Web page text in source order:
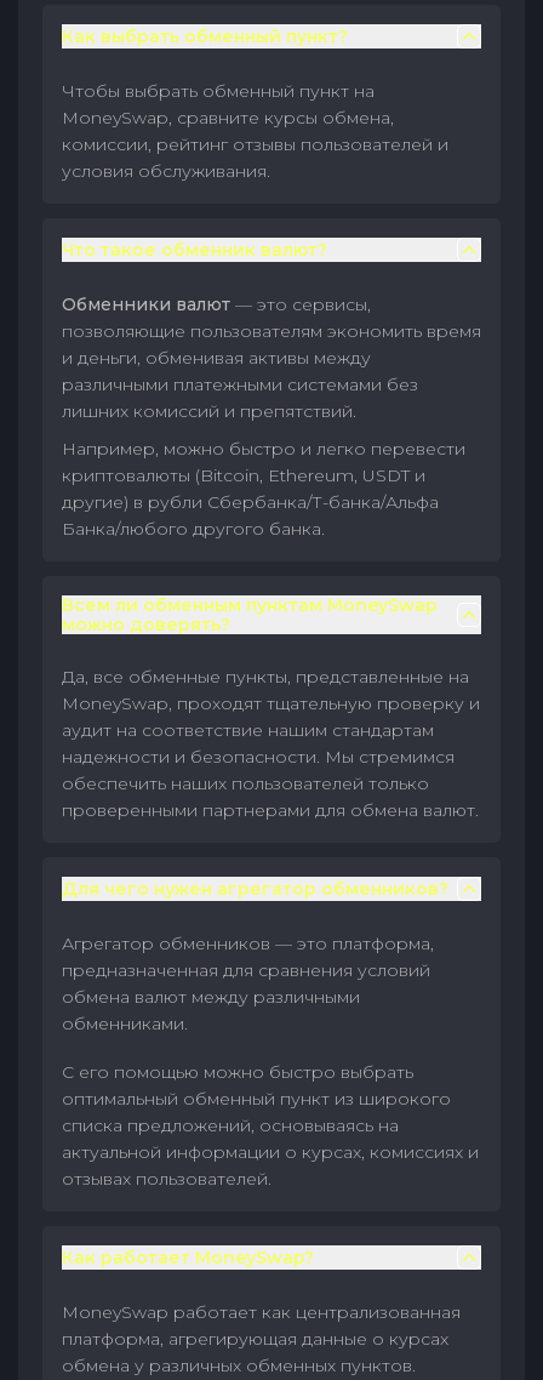
Как выбрать обменный пункт?
Чтобы выбрать обменный пункт на
MoneySwap, сравните курсы обмена,
комиссии, рейтинг отзывы пользователей и
условия обслуживания.
Что такое обменник валют?
Обменники валют — это сервисы,
позволяющие пользователям экономить время
и деньги, обменивая активы между
различными платежными системами без
лишних комиссий и препятствий.
Например, можно быстро и легко перевести
криптовалюты (Bitcoin, Ethereum, USDT и
другие) в рубли Сбербанка/Т-банка/Альфа
Банка/любого другого банка.
Всем ли обменным пунктам MoneySwap
можно доверять?
Да, все обменные пункты, представленные на
MoneySwap, проходят тщательную проверку и
аудит на соответствие нашим стандартам
надежности и безопасности. Мы стремимся
обеспечить наших пользователей только
проверенными партнерами для обмена валют.
Для чего нужен агрегатор обменников?
Агрегатор обменников — это платформа,
предназначенная для сравнения условий
обмена валют между различными
обменниками.
С его помощью можно быстро выбрать
оптимальный обменный пункт из широкого
списка предложений, основываясь на
актуальной информации о курсах, комиссиях и
отзывах пользователей.
Как работает MoneySwap?
MoneySwap работает как централизованная
платформа, агрегирующая данные о курсах
обмена у различных обменных пунктов.